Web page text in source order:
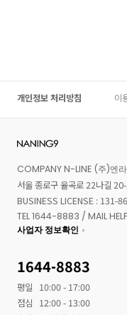
개인정보 처리방침 이
COMPANY N-LINE (주)엔
서울 종로구 율곡로 22나길
BUSINESS LICENSE : 131-
TEL 1644-8883 / MAIL
사업자 정보확인
1644-8883
평일
10:00 - 17:00
점심
12:00 - 13:00